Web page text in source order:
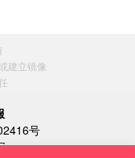
询，已获得专属情感方
咨询，已获得专属情感
建立镜像
号